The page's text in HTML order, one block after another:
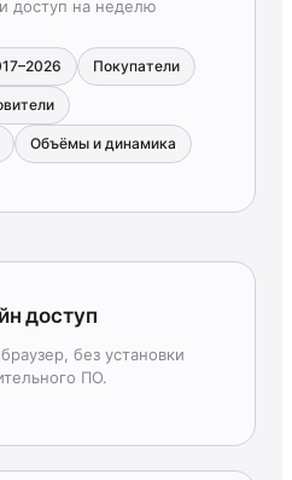
доступ на неделю
Покупатели
Объёмы и динамика
доступ
без установки
ПО.